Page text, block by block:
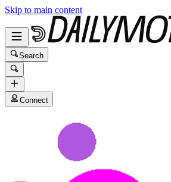
Skip to main content
Search
Connect